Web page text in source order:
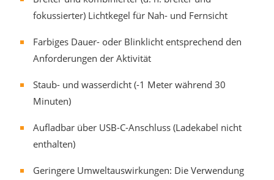
fokussierter) Lichtkegel für Nah- und Fernsicht
Farbiges Dauer- oder Blinklicht entsprechend den
Anforderungen der Aktivität
Staub- und wasserdicht (-1 Meter während 30
Minuten)
Aufladbar über USB-C-Anschluss (Ladekabel nicht
enthalten)
Geringere Umweltauswirkungen: Die Verwendung